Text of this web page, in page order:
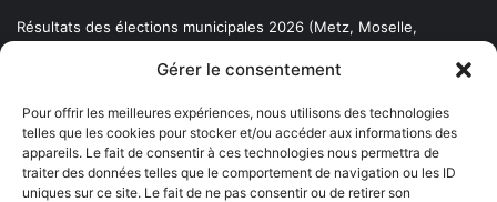
Gérer le consentement
Pour offrir les meilleures expériences, nous utilisons des technologies
telles que les cookies pour stocker et/ou accéder aux informations des
appareils. Le fait de consentir à ces technologies nous permettra de
traiter des données telles que le comportement de navigation ou les ID
uniques sur ce site. Le fait de ne pas consentir ou de retirer son
Résultats des élections municipales 2026 (Metz, Moselle,
Newsletter gratuite